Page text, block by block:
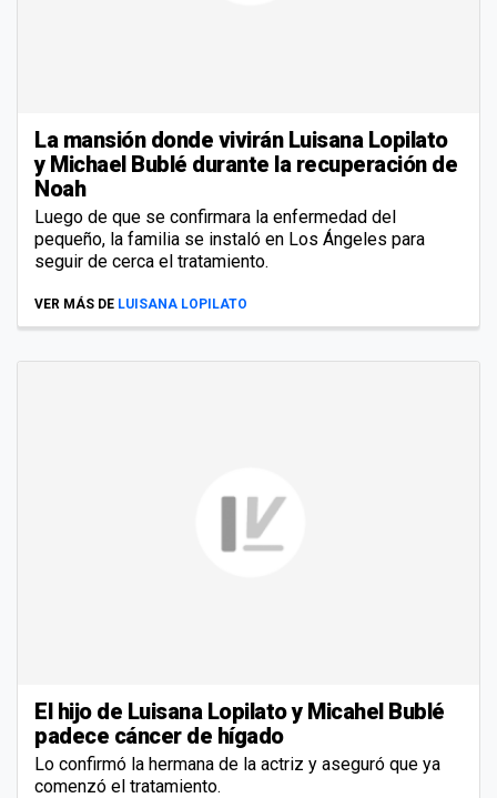
La mansión donde vivirán Luisana Lopilato
y Michael Bublé durante la recuperación de
Noah
Luego de que se confirmara la enfermedad del
pequeño, la familia se instaló en Los Ángeles para
seguir de cerca el tratamiento.
VER MÁS DE LUISANA LOPILATO
El hijo de Luisana Lopilato y Micahel Bublé
padece cáncer de hígado
Lo confirmó la hermana de la actriz y aseguró que ya
comenzó el tratamiento.